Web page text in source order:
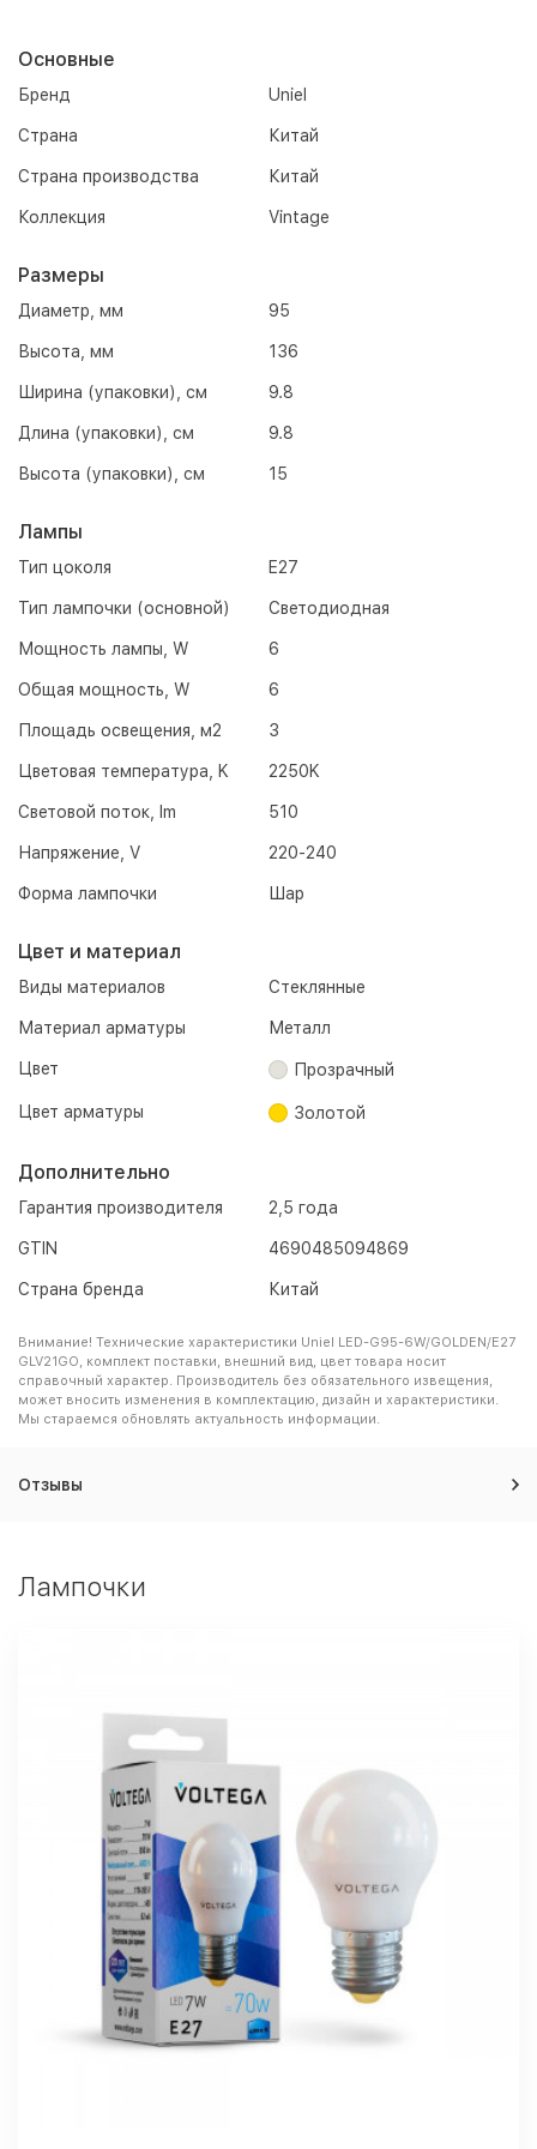
Основные
Бренд Uniel
Страна Китай
Страна производства Китай
Коллекция Vintage
Размеры
Диаметр, мм 95
Высота, мм 136
Ширина (упаковки), см 9.8
Длина (упаковки), см 9.8
Высота (упаковки), см 15
Лампы
Тип цоколя E27
Тип лампочки (основной) Светодиодная
Мощность лампы, W 6
Общая мощность, W 6
Площадь освещения, м2 3
Цветовая температура, K 2250K
Световой поток, lm 510
Напряжение, V 220-240
Форма лампочки Шар
Цвет и материал
Виды материалов Стеклянные
Материал арматуры Металл
Цвет Прозрачный
Цвет арматуры Золотой
Дополнительно
Гарантия производителя 2,5 года
GTIN 4690485094869
Страна бренда Китай
Внимание! Технические характеристики Uniel LED-G95-6W/GOLDEN/E27
GLV21GO, комплект поставки, внешний вид, цвет товара носит
справочный характер. Производитель без обязательного извещения,
может вносить изменения в комплектацию, дизайн и характеристики.
Мы стараемся обновлять актуальность информации.
Отзывы
Лампочки